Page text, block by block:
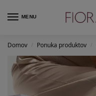
MENU
Domov Ponuka produktov